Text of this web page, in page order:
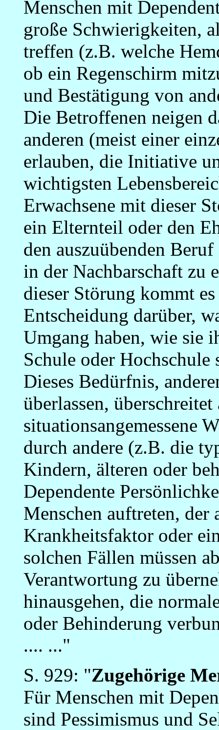
Menschen mit
große Schwierigkeiten,
treffen (z.B. welche
ob ein Regenschirm
und Bestätigung von
Die Betroffenen neigen
anderen (meist einer
erlauben, die Initiative
wichtigsten
Erwachsene mit dieser
ein Elternteil oder den
den auszuübenden
in der Nachbarschaft zu
dieser Störung kommt
Entscheidung darüber,
Umgang haben, wie sie
Schule oder Hochschule
Dieses Bedürfnis,
überlassen,
situationsangemessene
durch andere (z.B. die
Kindern, älteren oder
Dependente
Menschen auftreten, der
Krankheitsfaktor oder
solchen Fällen müssen
Verantwortung zu
hinausgehen, die
oder Behinderung
.... ..."
S. 929: "Zugehörige
Für Menschen mit
sind Pessimismus und